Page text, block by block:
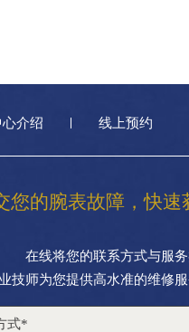
心介绍 线上预约
您的腕表故障，快速
在线将您的联系方式与服
技师为您提供高水准的维修